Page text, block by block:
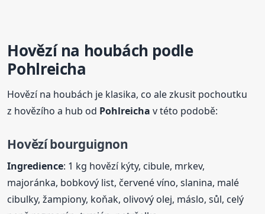
Hovězí na houbách podle
Pohlreicha
Hovězí na houbách je klasika, co ale zkusit pochoutku
z hovězího a hub od Pohlreicha v této podobě:
Hovězí bourguignon
Ingredience: 1 kg hovězí kýty, cibule, mrkev,
majoránka, bobkový list, červené víno, slanina, malé
cibulky, žampiony, koňak, olivový olej, máslo, sůl, celý